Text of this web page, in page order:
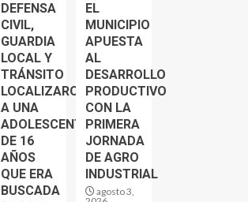
DEFENSA
CIVIL,
GUARDIA
LOCAL Y
TRÁNSITO
LOCALIZARON
A UNA
ADOLESCENTE
DE 16
AÑOS
QUE ERA
BUSCADA
EL
MUNICIPIO
APUESTA
AL
DESARROLLO
PRODUCTIVO
CON LA
PRIMERA
JORNADA
DE AGRO
INDUSTRIAL
agosto 3,